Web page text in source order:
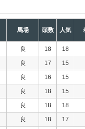
馬場 頭数 人気
良 18 18
良 17 15
良 16 15
良 18 15
良 18 18
良 18 17